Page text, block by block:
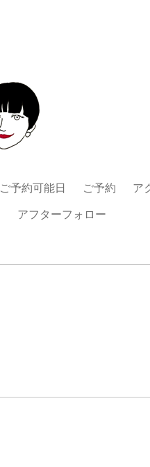
ご予約可能日 ご予約 ア
アフターフォロー